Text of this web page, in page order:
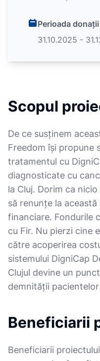
Perioada donații
31.10.2025 -
Scopul
De ce susținem
Freedom își propune
tratamentul cu
diagnosticate cu
la Cluj. Dorim ca
să renunțe la
financiare. Fondurile
cu Fir. Nu pierzi cine
către acoperirea
sistemului DigniCap
Clujul devine un
demnității
Beneficiarii
Beneficiarii